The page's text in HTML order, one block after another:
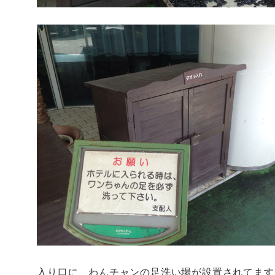
入り口に、わんチャンの足洗い場が設置されてま